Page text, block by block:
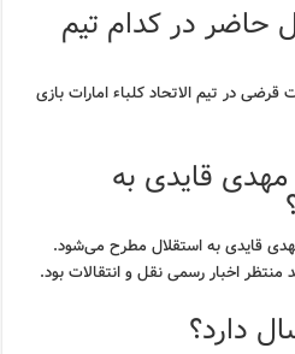
حاضر در کدام تیم
در تیم الاتحاد کلباء امارات بازی
مهدی قایدی به
قایدی به استقلال مطرح می‌شود.
منتظر اخبار رسمی نقل و انتقالات بود.
دارد؟